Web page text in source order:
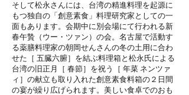
そして松永さんには、台湾の精進料理を起源に
もつ独自の「創意素食」料理研究家としての一
面もあります。会期中に別会場にて行われる新
春午贄（ウー・ツァン）の会。名古屋で活動す
る薬膳料理家の朝岡せんさんの冬の土用に合わ
せた［ 五臓六腑］を結ぶ料理箱と松永氏による
台湾の旧正月［ 春節］を祝う［ 年菜 ネンツァ
ィ］の献立も取り入れた創意素食料箱の２日間
の宴が繰り広げられます。美しい食卓でのおも